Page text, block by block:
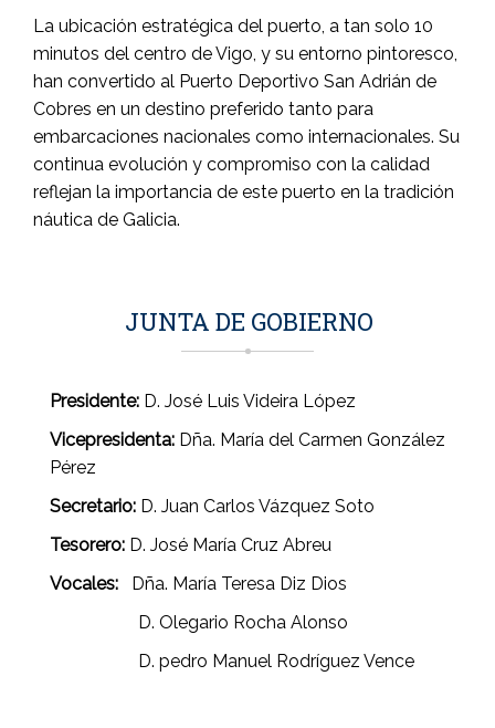
La ubicación estratégica del puerto, a tan solo 10
minutos del centro de Vigo, y su entorno pintoresco,
han convertido al Puerto Deportivo San Adrián de
Cobres en un destino preferido tanto para
embarcaciones nacionales como internacionales. Su
continua evolución y compromiso con la calidad
reflejan la importancia de este puerto en la tradición
náutica de Galicia.
JUNTA DE GOBIERNO
Presidente: D. José Luis Videira López
Vicepresidenta: Dña. María del Carmen González
Pérez
Secretario: D. Juan Carlos Vázquez Soto
Tesorero: D. José María Cruz Abreu
Vocales: Dña. María Teresa Diz Dios
D. Olegario Rocha Alonso
D. pedro Manuel Rodríguez Vence